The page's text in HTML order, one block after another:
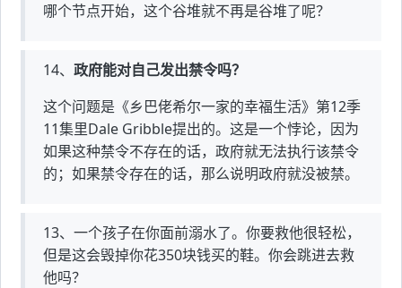
哪个节点开始，这个谷堆就不再是谷堆了呢？
14、 政府能对自己发出禁令吗？
这个问题是《乡巴佬希尔一家的幸福生活》第12季
11集里Dale Gribble提出的。这是一个悖论，因为
如果这种禁令不存在的话，政府就无法执行该禁令
的；如果禁令存在的话，那么说明政府就没被禁。
13、一个孩子在你面前溺水了。你要救他很轻松，
但是这会毁掉你花350块钱买的鞋。你会跳进去救
他吗？